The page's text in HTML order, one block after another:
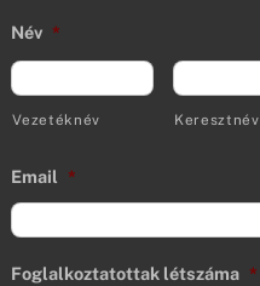
Név *
Vezetéknév Keresztnév
Email *
Foglalkoztatottak létszáma *